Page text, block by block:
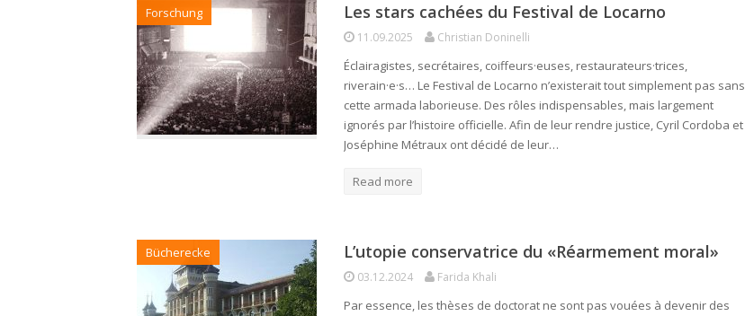
Forschung Les stars cachées du Festival de Locarno
11.09.2025 Christian Doninelli
Éclairagistes, secrétaires, coiffeurs·euses, restaurateurs·trices,
riverain·e·s… Le Festival de Locarno n’existerait tout simplement pas sans
cette armada laborieuse. Des rôles indispensables, mais largement
ignorés par l’histoire officielle. Afin de leur rendre justice, Cyril Cordoba et
Joséphine Métraux ont décidé de leur…
Read more
Bücherecke L’utopie conservatrice du «Réarmement moral»
03.12.2024 Farida Khali
Par essence, les thèses de doctorat ne sont pas vouées à devenir des